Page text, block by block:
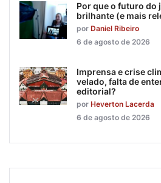
Por que o futuro do
brilhante (e mais
por Daniel Ribeiro
6 de agosto de 2026
Imprensa e crise
velado, falta de
editorial?
por Heverton Lacerda
6 de agosto de 2026